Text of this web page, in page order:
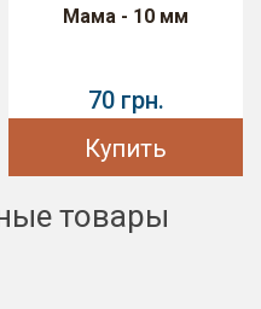
Мама - 10 мм
70 грн.
Купить
товары